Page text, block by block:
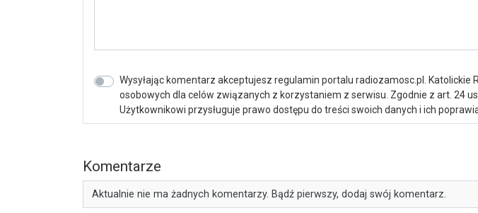
Wysyłając komentarz akceptujesz regulamin portalu radiozamosc.pl.
osobowych dla celów związanych z korzystaniem z serwisu. Zgodnie z art. 24
Użytkownikowi przysługuje prawo dostępu do treści swoich danych i ich
Komentarze
Aktualnie nie ma żadnych komentarzy. Bądź pierwszy, dodaj swój komentarz.